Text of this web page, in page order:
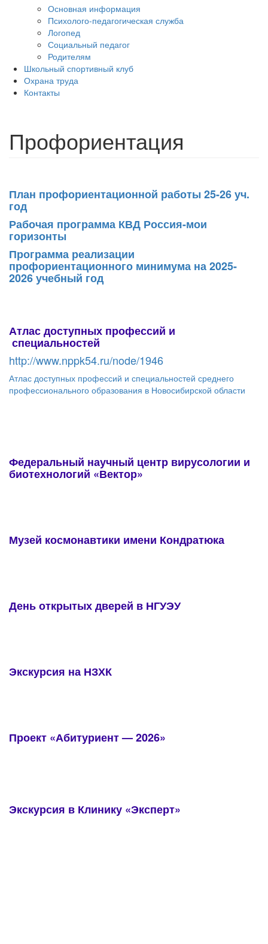
Основная информация
Психолого-педагогическая служба
Логопед
Социальный педагог
Родителям
Школьный спортивный клуб
Охрана труда
Контакты
Профориентация
План профориентационной работы 25-26 уч.
год
Рабочая программа КВД Россия-мои
горизонты
Программа реализации
профориентационного минимума на 2025-
2026 учебный год
Атлас доступных профессий и
специальностей
http://www.nppk54.ru/node/1946
Атлас доступных профессий и специальностей среднего
профессионального образования в Новосибирской области
Федеральный научный центр вирусологии и
биотехнологий «Вектор»
Музей космонавтики имени Кондратюка
День открытых дверей в НГУЭУ
Экскурсия на НЗХК
Проект «Абитуриент — 2026»
Экскурсия в Клинику «Эксперт»